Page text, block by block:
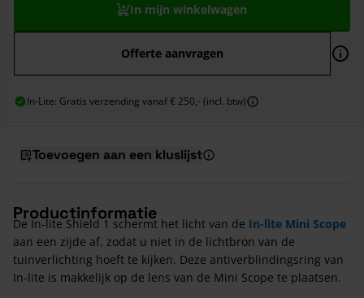
In mijn winkelwagen
Offerte aanvragen
In-Lite: Gratis verzending vanaf € 250,- (incl. btw)
Toevoegen aan een kluslijst
Productinformatie
De In-lite Shield 1 schermt het licht van de In-lite Mini Scope
aan een zijde af, zodat u niet in de lichtbron van de
tuinverlichting hoeft te kijken. Deze antiverblindingsring van
In-lite is makkelijk op de lens van de Mini Scope te plaatsen.